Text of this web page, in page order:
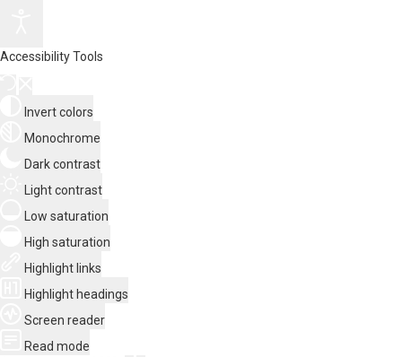
Accessibility Tools
Invert colors
Monochrome
Dark contrast
Light contrast
Low saturation
High saturation
Highlight links
Highlight headings
Screen reader
Read mode